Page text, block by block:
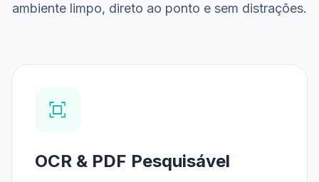
ambiente limpo, direto ao ponto e sem distrações.
OCR & PDF Pesquisável